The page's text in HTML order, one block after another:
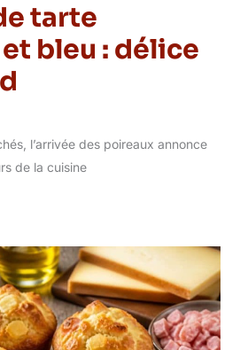
tarte
bleu : délice
l’arrivée des poireaux annonce
de la cuisine